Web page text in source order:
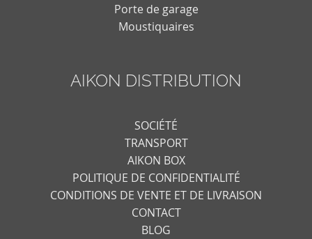
Porte de garage
Moustiquaires
AIKON DISTRIBUTION
SOCIÉTÉ
TRANSPORT
AIKON BOX
POLITIQUE DE CONFIDENTIALITÉ
CONDITIONS DE VENTE ET DE LIVRAISON
CONTACT
BLOG